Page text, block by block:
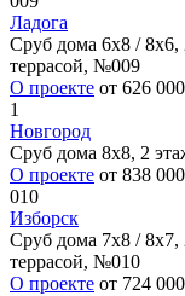
Ладога
Сруб дома 6х8 / 8x6,
террасой, №009
О проекте от 626
1
Новгород
Сруб дома 8х8, 2
О проекте от 838
010
Изборск
Сруб дома 7х8 / 8x7,
террасой, №010
О проекте от 724